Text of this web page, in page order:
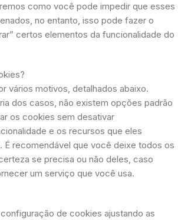
como você pode impedir que esses
no entanto, isso pode fazer o
certos elementos da funcionalidade do
vários motivos, detalhados abaixo.
dos casos, não existem opções padrão
os cookies sem desativar
e os recursos que eles
É recomendável que você deixe todos os
se precisa ou não deles, caso
um serviço que você usa.
de cookies ajustando as